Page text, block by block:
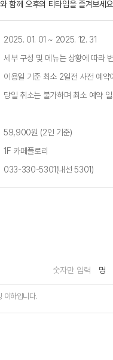
함께 오후의 티타임을 즐겨보세
2025. 01. 01 ~ 2025. 12. 31
세부 구성 및 메뉴는 상황에 따라
이용일 기준 최소 2일전 사전 예약
당일 취소는 불가하며 최소 예약
59,900원 (2인 기준)
1F 카페플로리
033-330-5301(내선 5301)
명
이하입니다.